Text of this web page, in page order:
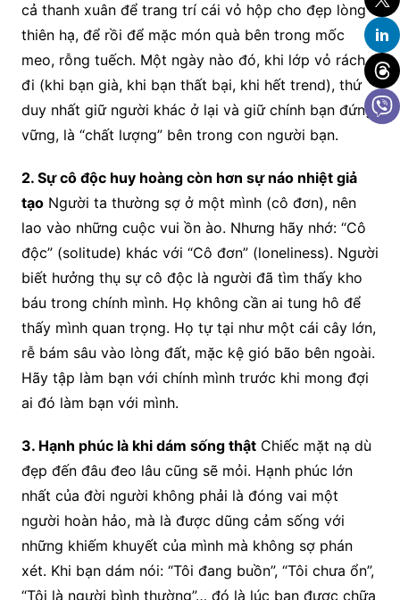
cả thanh xuân để trang trí cái vỏ hộp cho đẹp lòng
thiên hạ, để rồi để mặc món quà bên trong mốc
meo, rỗng tuếch. Một ngày nào đó, khi lớp vỏ rách
đi (khi bạn già, khi bạn thất bại, khi hết trend), thứ
duy nhất giữ người khác ở lại và giữ chính bạn đứng
vững, là “chất lượng” bên trong con người bạn.
2. Sự cô độc huy hoàng còn hơn sự náo nhiệt giả
tạoNgười ta thường sợ ở một mình (cô đơn), nên
lao vào những cuộc vui ồn ào. Nhưng hãy nhớ: “Cô
độc” (solitude) khác với “Cô đơn” (loneliness). Người
biết hưởng thụ sự cô độc là người đã tìm thấy kho
báu trong chính mình. Họ không cần ai tung hô để
thấy mình quan trọng. Họ tự tại như một cái cây lớn,
rễ bám sâu vào lòng đất, mặc kệ gió bão bên ngoài.
Hãy tập làm bạn với chính mình trước khi mong đợi
ai đó làm bạn với mình.
3. Hạnh phúc là khi dám sống thậtChiếc mặt nạ dù
đẹp đến đâu đeo lâu cũng sẽ mỏi. Hạnh phúc lớn
nhất của đời người không phải là đóng vai một
người hoàn hảo, mà là được dũng cảm sống với
những khiếm khuyết của mình mà không sợ phán
xét. Khi bạn dám nói: “Tôi đang buồn”, “Tôi chưa ổn”,
“Tôi là người bình thường”… đó là lúc bạn được chữa